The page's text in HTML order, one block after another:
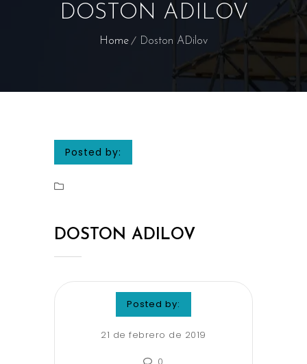
DOSTON ADILOV
Home Doston ADilov
Posted by:
DOSTON ADILOV
Posted by:
21 de febrero de 2019
0